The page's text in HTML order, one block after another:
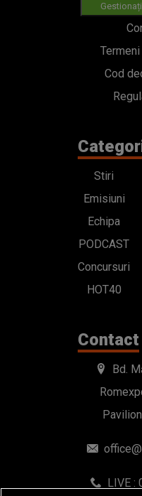
Cod
Stiri
Emisiuni
Echipa
PODCAST
Concursuri
HOT40
Contact
Bd.
LIVE :